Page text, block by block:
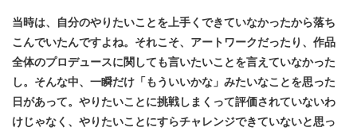
当時は、自分のやりたいことを上手くできていなかったから落ち
こんでいたんですよね。それこそ、アートワークだったり、作品
全体のプロデュースに関しても言いたいことを言えていなかった
し。そんな中、一瞬だけ「もういいかな」みたいなことを思った
日があって。やりたいことに挑戦しまくって評価されていないわ
けじゃなく、やりたいことにすらチャレンジできていないと思っ